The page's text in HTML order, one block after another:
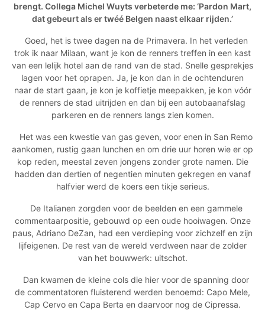
brengt. Collega Michel Wuyts verbeterde me: ‘Pardon Mart,
dat gebeurt als er twéé Belgen naast elkaar rijden.’
Goed, het is twee dagen na de Primavera. In het verleden
trok ik naar Milaan, want je kon de renners treffen in een kast
van een lelijk hotel aan de rand van de stad. Snelle gesprekjes
lagen voor het oprapen. Ja, je kon dan in de ochtenduren
naar de start gaan, je kon je koffietje meepakken, je kon vóór
de renners de stad uitrijden en dan bij een autobaanafslag
parkeren en de renners langs zien komen.
Het was een kwestie van gas geven, voor enen in San Remo
aankomen, rustig gaan lunchen en om drie uur horen wie er op
kop reden, meestal zeven jongens zonder grote namen. Die
hadden dan dertien of negentien minuten gekregen en vanaf
halfvier werd de koers een tikje serieus.
De Italianen zorgden voor de beelden en een gammele
commentaarpositie, gebouwd op een oude hooiwagen. Onze
paus, Adriano DeZan, had een verdieping voor zichzelf en zijn
lijfeigenen. De rest van de wereld verdween naar de zolder
van het bouwwerk: uitschot.
Dan kwamen de kleine cols die hier voor de spanning door
de commentatoren fluisterend werden benoemd: Capo Mele,
Cap Cervo en Capa Berta en daarvoor nog de Cipressa.